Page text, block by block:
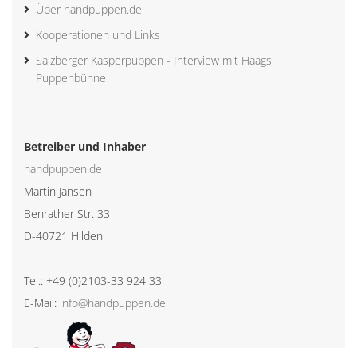
Über handpuppen.de
Kooperationen und Links
Salzberger Kasperpuppen - Interview mit Haags
Puppenbühne
Betreiber und Inhaber
handpuppen.de
Martin Jansen
Benrather Str. 33
D-40721 Hilden
Tel.: +49 (0)2103-33 924 33
E-Mail: info@handpuppen.de